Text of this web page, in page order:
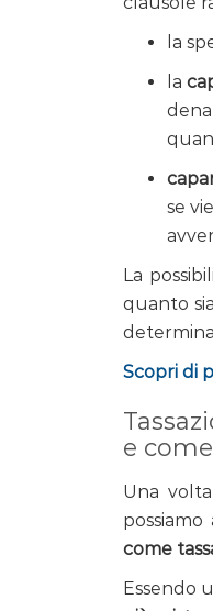
la
la
se
La
quanto
Scopri di
e
Una
come
Essendo